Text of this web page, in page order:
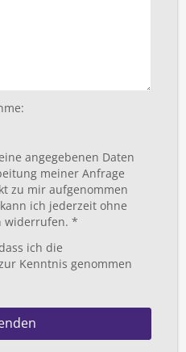
angegebenen Daten
meiner Anfrage
zu mir aufgenommen
ich jederzeit ohne
widerrufen. *
ich die
Kenntnis genommen